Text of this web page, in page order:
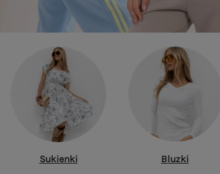
Sukienki Bluzki